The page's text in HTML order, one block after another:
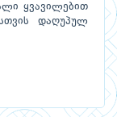
ყვავილებით
დაღუპულ